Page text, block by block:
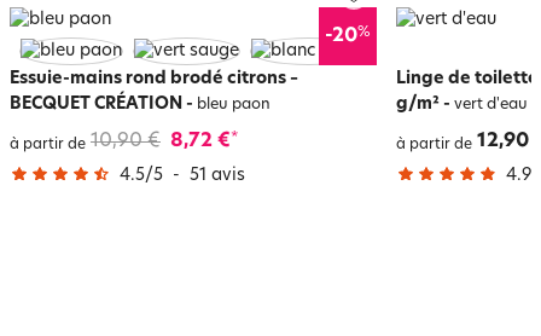
-20%
Essuie-mains rond brodé citrons –
BECQUET CRÉATION - bleu paon
à partir de 10,90 € 8,72 €*
4.5/5 - 51 avis
Linge de
g/m² - vert d'eau
à partir de 12,90
4.9